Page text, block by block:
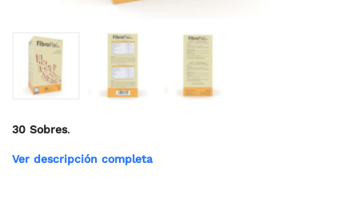
30 Sobres.
Ver descripción completa